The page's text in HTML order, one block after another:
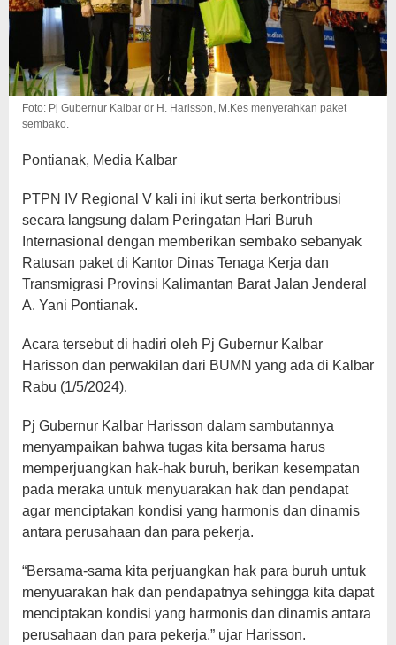
Foto: Pj Gubernur Kalbar dr H. Harisson, M.Kes menyerahkan paket
sembako.
Pontianak, Media Kalbar
PTPN IV Regional V kali ini ikut serta berkontribusi
secara langsung dalam Peringatan Hari Buruh
Internasional dengan memberikan sembako sebanyak
Ratusan paket di Kantor Dinas Tenaga Kerja dan
Transmigrasi Provinsi Kalimantan Barat Jalan Jenderal
A. Yani Pontianak.
Acara tersebut di hadiri oleh Pj Gubernur Kalbar
Harisson dan perwakilan dari BUMN yang ada di Kalbar
Rabu (1/5/2024).
Pj Gubernur Kalbar Harisson dalam sambutannya
menyampaikan bahwa tugas kita bersama harus
memperjuangkan hak-hak buruh, berikan kesempatan
pada meraka untuk menyuarakan hak dan pendapat
agar menciptakan kondisi yang harmonis dan dinamis
antara perusahaan dan para pekerja.
“Bersama-sama kita perjuangkan hak para buruh untuk
menyuarakan hak dan pendapatnya sehingga kita dapat
menciptakan kondisi yang harmonis dan dinamis antara
perusahaan dan para pekerja,” ujar Harisson.